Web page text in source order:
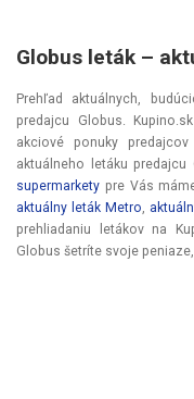
Globus leták –⁠
Prehľad aktuálnych,
predajcu Globus.
akciové ponuky
aktuálneho letáku predajcu
supermarkety pre Vás
aktuálny leták Metro,
prehliadaniu letákov na
Globus šetríte svoje